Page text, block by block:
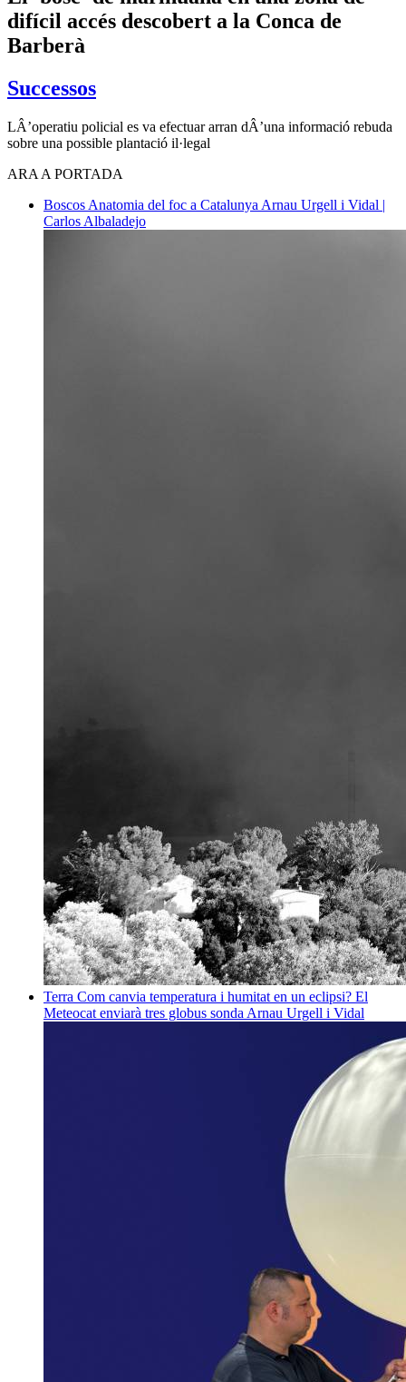
difícil accés descobert a la Conca de
Barberà
Successos
LÂ’operatiu policial es va efectuar arran dÂ’una informació rebuda
sobre una possible plantació il·legal
ARA A PORTADA
Boscos Anatomia del foc a Catalunya Arnau Urgell i Vidal |
Carlos Albaladejo
Terra Com canvia temperatura i humitat en un eclipsi? El
Meteocat enviarà tres globus sonda Arnau Urgell i Vidal